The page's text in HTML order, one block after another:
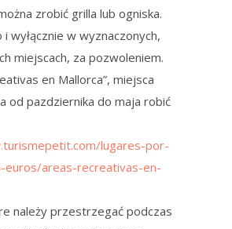
zrobić grilla lub ogniska.
i wyłącznie w wyznaczonych,
miejscach, za pozwoleniem.
en Mallorca”, miejsca
od pazdziernika do maja robić
lugares-por-
euros/areas-recreativas-en-
należy przestrzegać podczas